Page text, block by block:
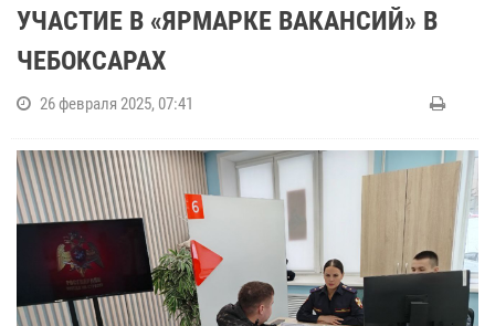
УЧАСТИЕ В «ЯРМАРКЕ ВАКАНСИЙ» В
ЧЕБОКСАРАХ
26 февраля 2025, 07:41